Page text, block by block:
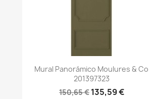
Vista rápida
Mural Panorámico Moulures & Co
201397323
150,65 € 135,59 €